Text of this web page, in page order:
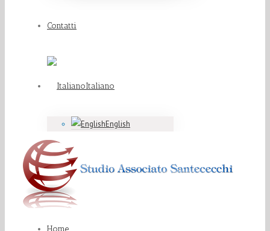
Contatti
Italiano
English
Home